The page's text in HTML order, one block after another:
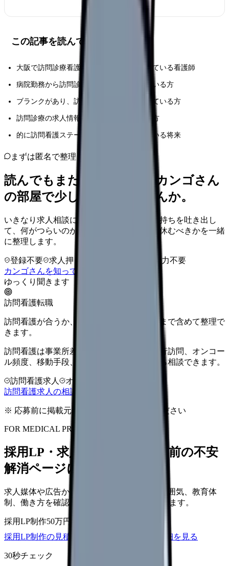
この記事を読んでほしい人
大阪で訪問診療看護師としての転職を考えている看護師
病院勤務から訪問診療への転職を検討している方
ブランクがあり、訪問診療での復職を考えている方
訪問診療の求人情報や給与相場を知りたい方
的に訪問看護ステーションの開業を考えている将来
まずは匿名で整理
読んでもまだ苦しいなら、カンゴさん
の部屋で少し話してみませんか。
いきなり求人相談には進みません。今の気持ちを吐き出し
て、何がつらいのか、辞めるべきか、少し休むべきかを一緒
に整理します。
登録不要 求人押し売りなし
病院名は入力不要
カンゴさんを知ってから相談する
ゆっくり聞きます
訪問看護転職
訪問看護が合うか、オンコール・教育体制まで含めて整理で
きます。
訪問看護は事業所差が大きい領域です。同行訪問、オンコー
ル頻度、移動手段、給与条件を比較してから相談できます。
訪問看護求人 オンコール確認
訪問看護求人の相談前チェックを見る
※ 応募前に掲載元の最新情報を確認してください
FOR MEDICAL PROVIDERS
採用LP・求人ページを、応募前の不安
解消ページにできます
求人媒体や広告から来た看護師が、職場の雰囲気、教育体
制、働き方を確認して応募できるLPを設計します。
採用LP制作50万円〜
採用LP制作の見積もりを依頼
サービス詳細を見る
30秒チェック